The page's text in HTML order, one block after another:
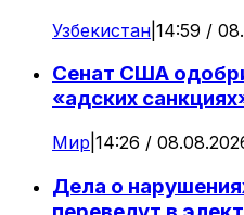
Узбекистан 14:59 /
Сенат США
«адских
Мир 14:26 /
Дела о